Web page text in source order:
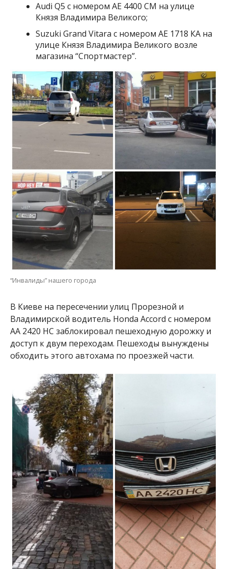
Audi Q5 с номером АЕ 4400 СМ на улице
Князя Владимира Великого;
Suzuki Grand Vitara с номером АЕ 1718 КА на
улице Князя Владимира Великого возле
магазина “Спортмастер”.
“Инвалиды” нашего города
В Киеве на пересечении улиц Прорезной и
Владимирской водитель Honda Accord с номером
АА 2420 НС заблокировал пешеходную дорожку и
доступ к двум переходам. Пешеходы вынуждены
обходить этого автохама по проезжей части.